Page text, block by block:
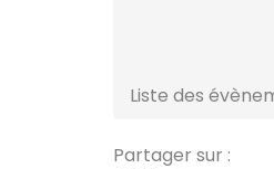
Liste des
Partager sur :